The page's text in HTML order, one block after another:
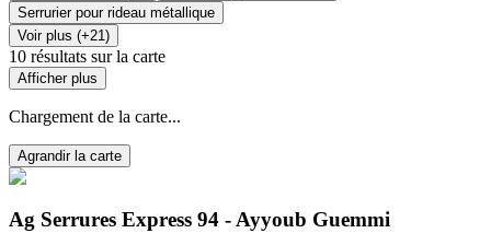
Serrurier pour rideau métallique
Voir plus (+21)
10 résultats sur la carte
Afficher plus
Chargement de la carte...
Agrandir la carte
Ag Serrures Express 94 - Ayyoub Guemmi